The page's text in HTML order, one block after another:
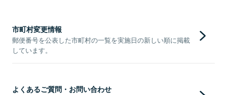
市町村変更情報
郵便番号を公表した市町村の一覧を実施日の新しい順に掲載
しています。
よくあるご質問・お問い合わせ